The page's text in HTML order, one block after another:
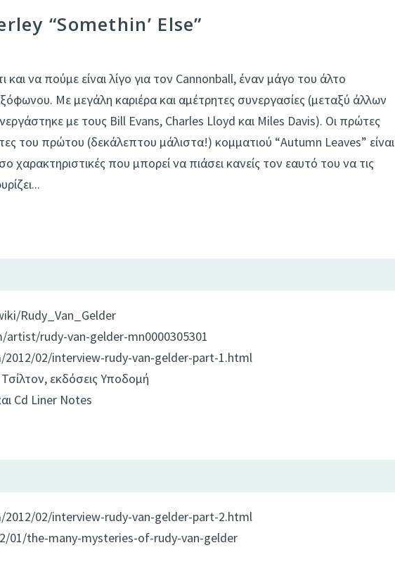
“Somethin’ Else”
και να πούμε είναι λίγο για τον Cannonball, έναν μάγο του άλτο
Με μεγάλη καριέρα και αμέτρητες συνεργασίες (μεταξύ άλλων
με τους Bill Evans, Charles Lloyd και Miles Davis). Οι πρώτες
του πρώτου (δεκάλεπτου μάλιστα!) κομματιού “Autumn Leaves” είναι
χαρακτηριστικές που μπορεί να πιάσει κανείς τον εαυτό του να τις
Rudy_Van_Gelder
rudy-van-gelder-mn0000305301
02/interview-rudy-van-gelder-part-1.html
εκδόσεις Υποδομή
Cd Liner Notes
02/interview-rudy-van-gelder-part-2.html
01/the-many-mysteries-of-rudy-van-gelder